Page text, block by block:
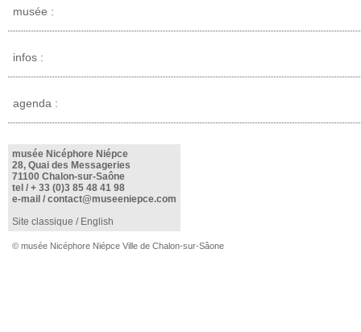
musée :
infos :
agenda :
musée Nicéphore Niépce
28, Quai des Messageries
71100 Chalon-sur-Saône
tel / + 33 (0)3 85 48 41 98
e-mail / contact@museeniepce.com
Site classique / English
© musée Nicéphore Niépce Ville de Chalon-sur-Sâone